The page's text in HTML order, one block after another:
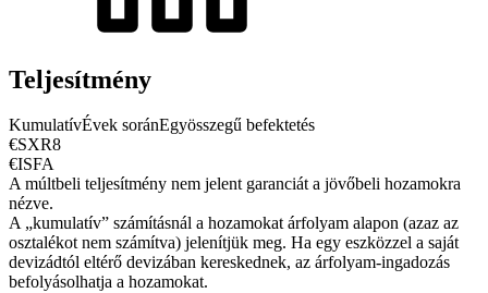
Teljesítmény
KumulatívÉvek soránEgyösszegű befektetés
€SXR8
€ISFA
A múltbeli teljesítmény nem jelent garanciát a jövőbeli hozamokra
nézve.
A „kumulatív” számításnál a hozamokat árfolyam alapon (azaz az
osztalékot nem számítva) jelenítjük meg. Ha egy eszközzel a saját
devizádtól eltérő devizában kereskednek, az árfolyam-ingadozás
befolyásolhatja a hozamokat.